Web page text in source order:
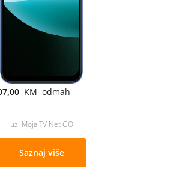
KM odmah
uz Moja TV Net GO
Saznaj više